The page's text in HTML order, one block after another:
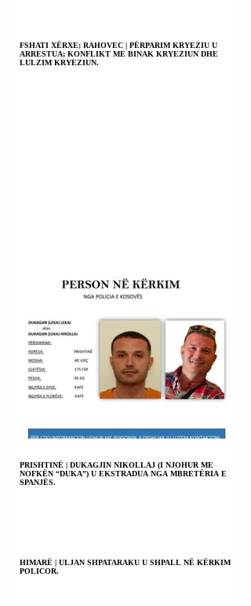
FSHATI XËRXE; RAHOVEC | PËRPARIM KRYEZIU U
ARRESTUA; KONFLIKT ME BINAK KRYEZIUN DHE
LULZIM KRYEZIUN.
PRISHTINË | DUKAGJIN NIKOLLAJ (I NJOHUR ME
NOFKËN “DUKA”) U EKSTRADUA NGA MBRETËRIA E
SPANJËS.
HIMARË | ULJAN SHPATARAKU U SHPALL NË KËRKIM
POLICOR.